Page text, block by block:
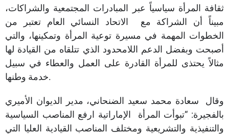
ثقافة المرأة سياسياً عبر المبادرات المجتمعية والشراكات،
مبيناً أن الشراكة مع الاتحاد النسائي العام تعتبر من
الخطوات المهمة في مسيرة توعية المرأة وتمكينها، والتي
أصبحت وبفضل الدعم اللامحدود الذي تتلقاه من القيادة لها
مثالاً يحتذى للمرأة القادرة على العمل والعطاء في سبيل
خدمة وطنها.
وقال سعادة محمد سعيد الضنحاني، مدير الديوان الأميري
بالفجيرة: “تبوأت المرأة الإماراتية ارفع المناصب السياسية
والتنفيذية والتشريعية ومختلف المناصب القيادية العليا التي